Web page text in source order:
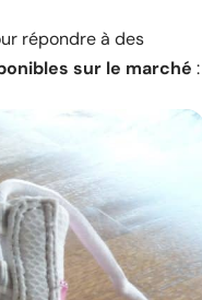
répondre à des
sur le marché :